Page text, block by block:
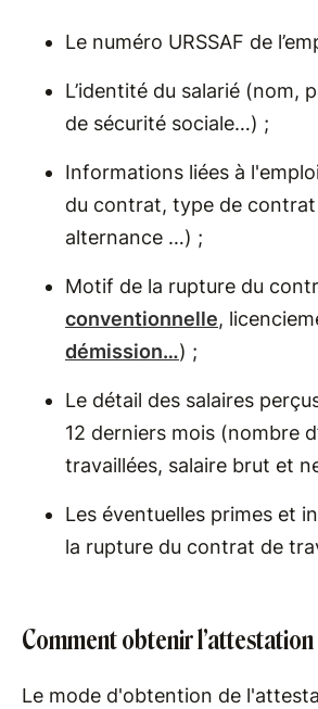
Le numéro URSSAF de
L’identité du salarié (nom,
de sécurité sociale…) ;
Informations liées à
du contrat, type de contrat
alternance …) ;
Motif de la rupture du
conventionnelle,
démission…) ;
Le détail des salaires
12 derniers mois (nombre
travaillées, salaire brut et
Les éventuelles primes et
la rupture du contrat de
Comment obtenir
Le mode d'obtention de